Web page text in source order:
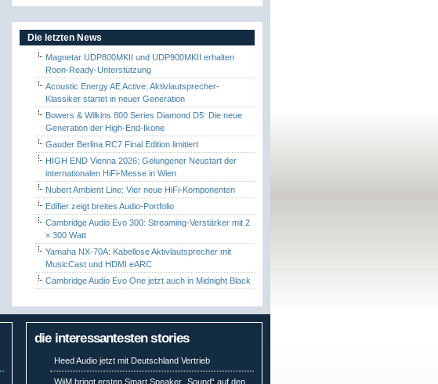
Die letzten News
Magnetar UDP800MKII und UDP900MKII erhalten
Roon-Ready-Unterstützung
Acoustic Energy AE Active: Aktivlautsprecher-
Klassiker startet in neuer Generation
Bowers & Wilkins 800 Series Diamond D5: Die neue
Generation der High-End-Ikone
Gauder Berlina RC7 Final Edition limitiert
HIGH END Vienna 2026: Gelungener Neustart der
internationalen HiFi-Messe in Wien
Nubert Ambient Line: Vier neue HiFi-Komponenten
Edifier zeigt breites Audio-Portfolio
Cambridge Audio Evo 300: Streaming-Verstärker mit 2
× 300 Watt
Yamaha NX-70A: Kabellose Aktivlautsprecher mit
MusicCast und HDMI eARC
Cambridge Audio Evo One jetzt auch in Midnight Black
die interessantesten stories
Heed Audio jetzt mit Deutschland Vertrieb
WiiM bringt ersten Smart Speaker „Sound“ auf den